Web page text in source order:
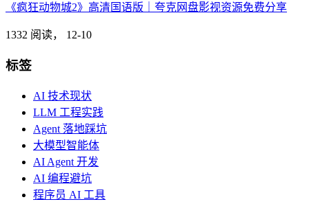
《疯狂动物城2》高清国语版｜夸克网盘影视资源免费分享
1332 阅读， 12-10
标签
AI 技术现状
LLM 工程实践
Agent 落地踩坑
大模型智能体
AI Agent 开发
AI 编程避坑
程序员 AI 工具